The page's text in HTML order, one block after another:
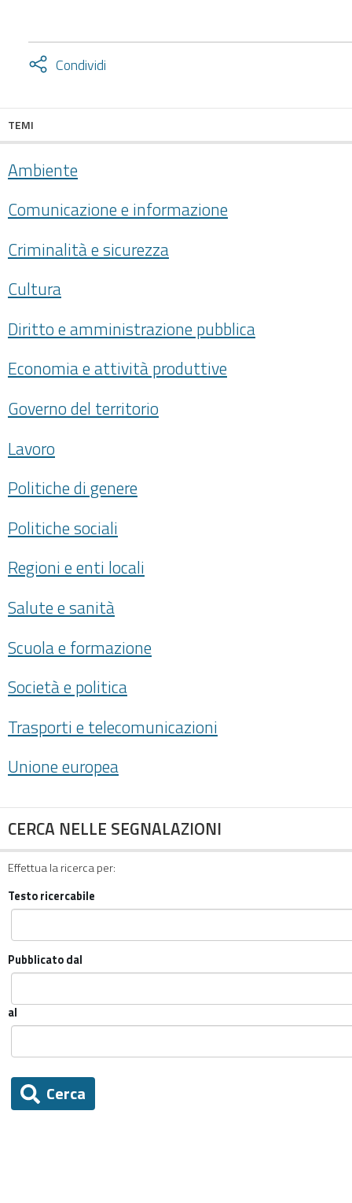
Condividi
Attiva
TEMI
Ambiente
Comunicazione e informazione
Criminalità e sicurezza
Cultura
Diritto e amministrazione pubblica
Economia e attività produttive
Governo del territorio
Lavoro
Politiche di genere
Politiche sociali
Regioni e enti locali
Salute e sanità
Scuola e formazione
Società e politica
Trasporti e telecomunicazioni
Unione europea
CERCA NELLE SEGNALAZIONI
Effettua la ricerca per:
Testo ricercabile
Pubblicato dal
al